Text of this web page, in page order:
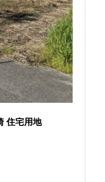
住宅用地